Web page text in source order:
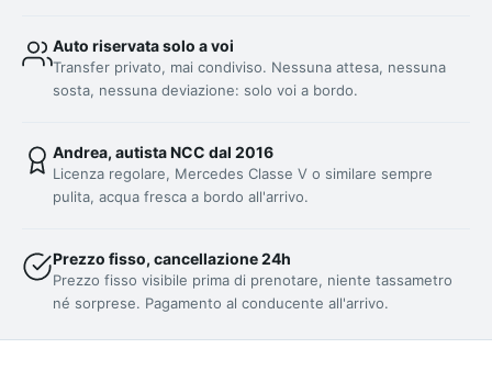
Auto riservata solo a voi
Transfer privato, mai condiviso. Nessuna attesa, nessuna
sosta, nessuna deviazione: solo voi a bordo.
Andrea, autista NCC dal 2016
Licenza regolare, Mercedes Classe V o similare sempre
pulita, acqua fresca a bordo all'arrivo.
Prezzo fisso, cancellazione 24h
Prezzo fisso visibile prima di prenotare, niente tassametro
né sorprese. Pagamento al conducente all'arrivo.